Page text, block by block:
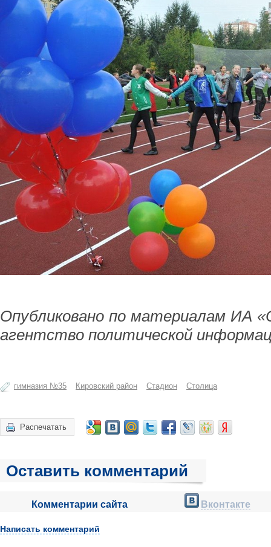
Опубликовано по материалам ИА
агентство политической
гимназия №35 Кировский район Стадион Столица
Распечатать
Оставить комментарий
Комментарии сайта Вконтакте
Написать комментарий